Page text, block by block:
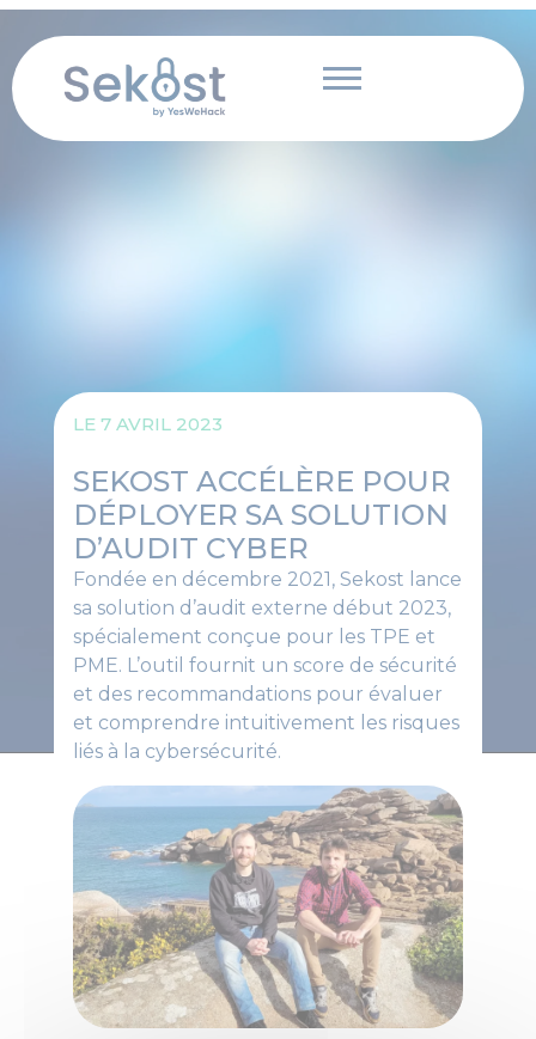
Panneau de gestion des cookies
Aller
contenu
LE 7 AVRIL 2023
SEKOST ACCÉLÈRE POUR
DÉPLOYER SA SOLUTION
D’AUDIT CYBER
Fondée en décembre 2021, Sekost lance
sa solution d’audit externe début 2023,
spécialement conçue pour les TPE et
PME. L’outil fournit un score de sécurité
et des recommandations pour évaluer
et comprendre intuitivement les risques
liés à la cybersécurité.